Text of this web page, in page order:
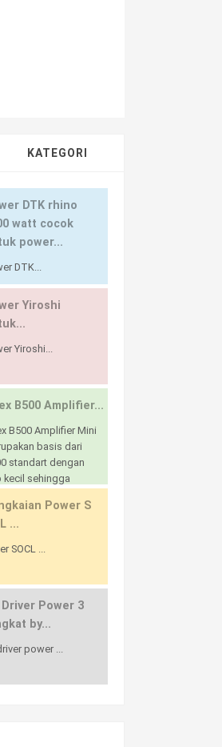
KATEGORI
DTK rhino
watt cocok
power...
DTK...
Yiroshi
Yiroshi...
B500 Amplifier...
B500 Amplifier Mini
basis dari
standart dengan
kecil sehingga
pada heatsink
Power S
...
SOCL ...
Driver Power 3
by...
power ...